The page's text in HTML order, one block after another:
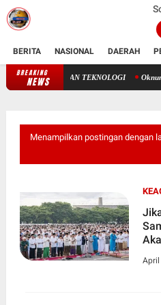
BERITA NASIONAL DAERAH
BREAKING
NEWS USIA HARAPAN
Menampilkan postingan dengan
April